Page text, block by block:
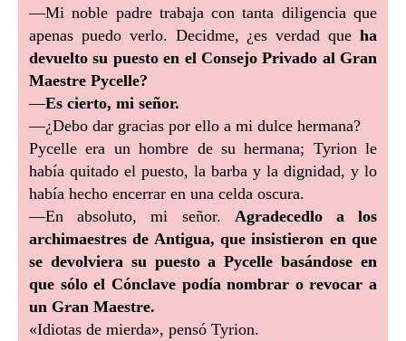
—Mi noble padre trabaja con tanta diligencia que
apenas puedo verlo. Decidme, ¿es verdad que ha
devuelto su puesto en el Consejo Privado al Gran
Maestre Pycelle?
—Es cierto, mi señor.
—¿Debo dar gracias por ello a mi dulce hermana?
Pycelle era un hombre de su hermana; Tyrion le
había quitado el puesto, la barba y la dignidad, y lo
había hecho encerrar en una celda oscura.
—En absoluto, mi señor. Agradecedlo a los
archimaestres de Antigua, que insistieron en que
se devolviera su puesto a Pycelle basándose en
que sólo el Cónclave podía nombrar o revocar a
un Gran Maestre.
«Idiotas de mierda», pensó Tyrion.